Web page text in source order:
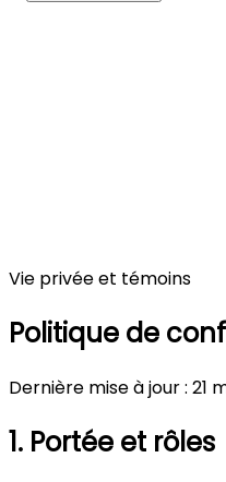
Vie privée et témoins
Politique de
Dernière mise à jour : 21
1. Portée et rôles